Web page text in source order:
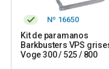
Nº 16650
Kit de paramanos
Barkbusters VPS
Voge 300 / 525 / 800